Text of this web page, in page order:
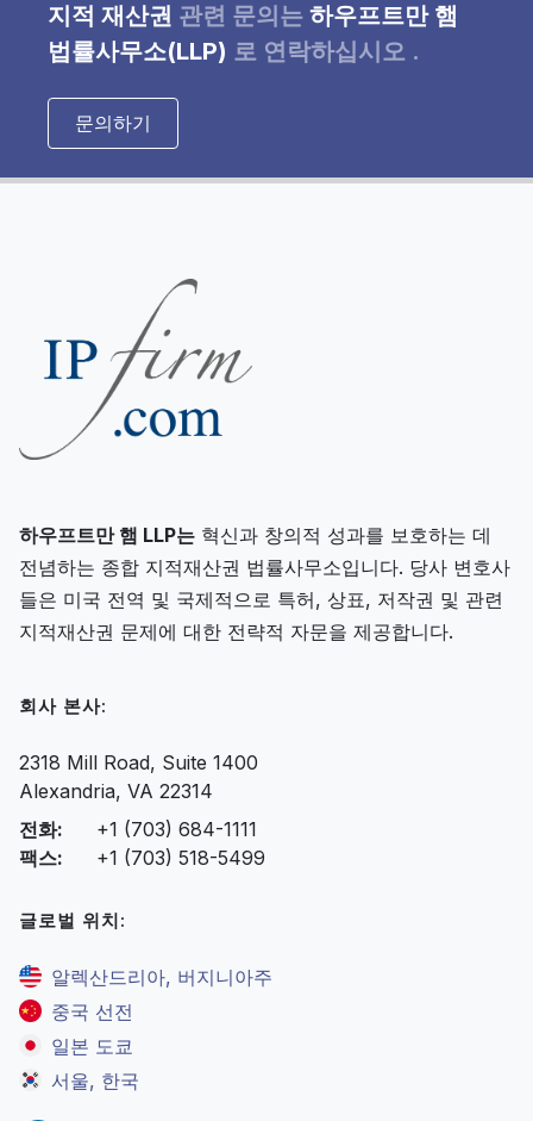
지적 재산권 관련 문의는 하우프트만 햄
법률사무소(LLP) 로 연락하십시오 .
문의하기
하우프트만 햄 LLP는 혁신과 창의적 성과를 보호하는 데
전념하는 종합 지적재산권 법률사무소입니다. 당사 변호사
들은 미국 전역 및 국제적으로 특허, 상표, 저작권 및 관련
지적재산권 문제에 대한 전략적 자문을 제공합니다.
회사 본사:
2318 Mill Road, Suite 1400
Alexandria, VA 22314
전화:
+1 (703) 684-1111
팩스:
+1 (703) 518-5499
글로벌 위치:
알렉산드리아, 버지니아주
중국 선전
일본 도쿄
서울, 한국